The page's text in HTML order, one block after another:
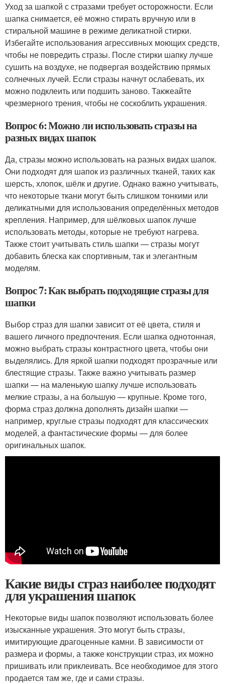
Уход за шапкой с стразами требует осторожности. Если
шапка снимается, её можно стирать вручную или в
стиральной машине в режиме деликатной стирки.
Избегайте использования агрессивных моющих средств,
чтобы не повредить стразы. После стирки шапку лучше
сушить на воздухе, не подвергая воздействию прямых
солнечных лучей. Если стразы начнут ослабевать, их
можно подклеить или подшить заново. Такжеайте
чрезмерного трения, чтобы не соскоблить украшения.
Вопрос 6: Можно ли использовать стразы на
разных видах шапок
Да, стразы можно использовать на разных видах шапок.
Они подходят для шапок из различных тканей, таких как
шерсть, хлопок, шёлк и другие. Однако важно учитывать,
что некоторые ткани могут быть слишком тонкими или
деликатными для использования определённых методов
крепления. Например, для шёлковых шапок лучше
использовать методы, которые не требуют нагрева.
Также стоит учитывать стиль шапки — стразы могут
добавить блеска как спортивным, так и элегантным
моделям.
Вопрос 7: Как выбрать подходящие стразы для
шапки
Выбор страз для шапки зависит от её цвета, стиля и
вашего личного предпочтения. Если шапка однотонная,
можно выбрать стразы контрастного цвета, чтобы они
выделялись. Для яркой шапки подходят прозрачные или
блестящие стразы. Также важно учитывать размер
шапки — на маленькую шапку лучше использовать
мелкие стразы, а на большую — крупные. Кроме того,
форма страз должна дополнять дизайн шапки —
например, круглые стразы подходят для классических
моделей, а фантастические формы — для более
оригинальных шапок.
Какие виды страз наиболее подходят
для украшения шапок
Некоторые виды шапок позволяют использовать более
изысканные украшения. Это могут быть стразы,
имитирующие драгоценные камни. В зависимости от
размера и формы, а также конструкции страз, их можно
пришивать или приклеивать. Все необходимое для этого
продается там же, где и сами стразы.